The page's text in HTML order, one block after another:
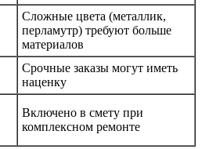
Сложные цвета (металлик,
перламутр) требуют больше
материалов
Срочные заказы могут иметь
наценку
Включено в смету при
комплексном ремонте